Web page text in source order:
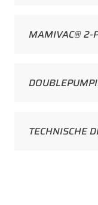
MAMIVAC® 2-
TECHNISCHE